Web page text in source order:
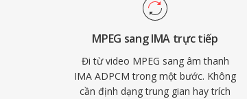
MPEG sang IMA trực tiếp
Đi từ video MPEG sang âm thanh
IMA ADPCM trong một bước. Không
cần định dạng trung gian hay trích